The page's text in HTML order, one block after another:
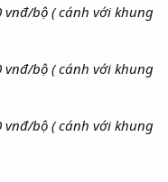
vnđ/bộ ( cánh với khung
vnđ/bộ ( cánh với khung
vnđ/bộ ( cánh với khung